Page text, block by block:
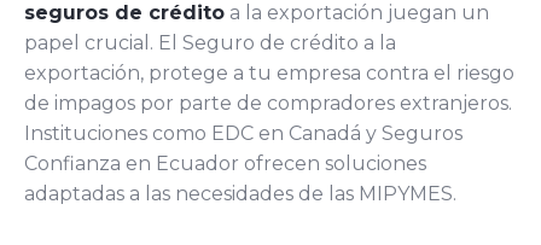
seguros de crédito a la exportación juegan un
papel crucial. El Seguro de crédito a la
exportación, protege a tu empresa contra el riesgo
de impagos por parte de compradores extranjeros.
Instituciones como EDC en Canadá y Seguros
Confianza en Ecuador ofrecen soluciones
adaptadas a las necesidades de las MIPYMES.